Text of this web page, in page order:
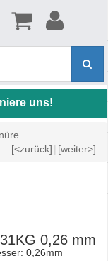
uns!
[<zurück] | [weiter>]
0,26 mm
0,26mm